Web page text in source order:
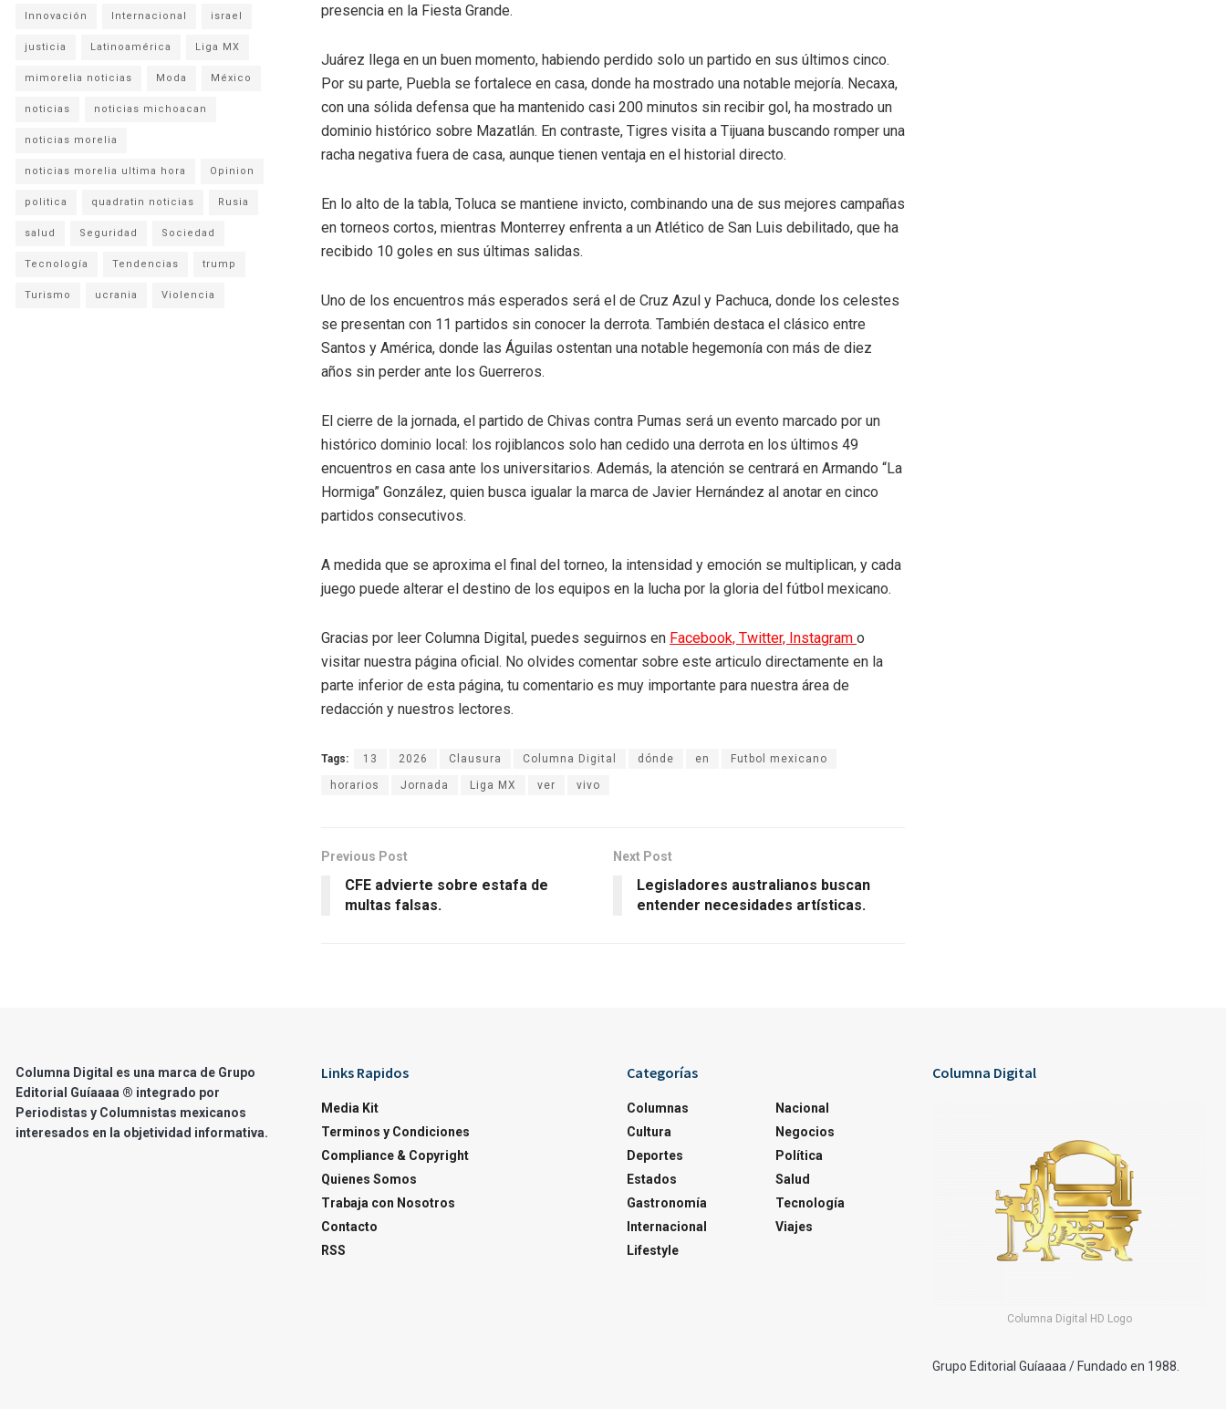
presencia en la Fiesta Grande.
Juárez llega en un buen momento, habiendo perdido solo un partido en sus últimos cinco.
Por su parte, Puebla se fortalece en casa, donde ha mostrado una notable mejoría. Necaxa,
con una sólida defensa que ha mantenido casi 200 minutos sin recibir gol, ha mostrado un
dominio histórico sobre Mazatlán. En contraste, Tigres visita a Tijuana buscando romper una
racha negativa fuera de casa, aunque tienen ventaja en el historial directo.
En lo alto de la tabla, Toluca se mantiene invicto, combinando una de sus mejores campañas
en torneos cortos, mientras Monterrey enfrenta a un Atlético de San Luis debilitado, que ha
recibido 10 goles en sus últimas salidas.
Uno de los encuentros más esperados será el de Cruz Azul y Pachuca, donde los celestes
se presentan con 11 partidos sin conocer la derrota. También destaca el clásico entre
Santos y América, donde las Águilas ostentan una notable hegemonía con más de diez
años sin perder ante los Guerreros.
El cierre de la jornada, el partido de Chivas contra Pumas será un evento marcado por un
histórico dominio local: los rojiblancos solo han cedido una derrota en los últimos 49
encuentros en casa ante los universitarios. Además, la atención se centrará en Armando “La
Hormiga” González, quien busca igualar la marca de Javier Hernández al anotar en cinco
partidos consecutivos.
A medida que se aproxima el final del torneo, la intensidad y emoción se multiplican, y cada
juego puede alterar el destino de los equipos en la lucha por la gloria del fútbol mexicano.
Gracias por leer Columna Digital, puedes seguirnos en Facebook, Twitter, Instagram o
visitar nuestra página oficial. No olvides comentar sobre este articulo directamente en la
parte inferior de esta página, tu comentario es muy importante para nuestra área de
redacción y nuestros lectores.
Tags: 13 2026 Clausura Columna Digital dónde en Futbol mexicano
horarios Jornada Liga MX ver vivo
Previous Post
CFE advierte sobre estafa de
multas falsas.
Next Post
Legisladores australianos buscan
entender necesidades artísticas.
Innovación Internacional israel
justicia Latinoamérica Liga MX
mimorelia noticias Moda México
noticias noticias michoacan
noticias morelia
noticias morelia ultima hora Opinion
politica quadratin noticias Rusia
salud Seguridad Sociedad
Tecnología Tendencias trump
Turismo ucrania Violencia
Columna Digital es una marca de Grupo
Editorial Guíaaaa ® integrado por
Periodistas y Columnistas mexicanos
interesados en la objetividad informativa.
Links Rapidos
Media Kit
Terminos y Condiciones
Compliance & Copyright
Quienes Somos
Trabaja con Nosotros
Contacto
RSS
Categorías
Columnas
Cultura
Deportes
Estados
Gastronomía
Internacional
Lifestyle
Nacional
Negocios
Política
Salud
Tecnología
Viajes
Columna Digital
Columna Digital HD Logo
Grupo Editorial Guíaaaa / Fundado en 1988.